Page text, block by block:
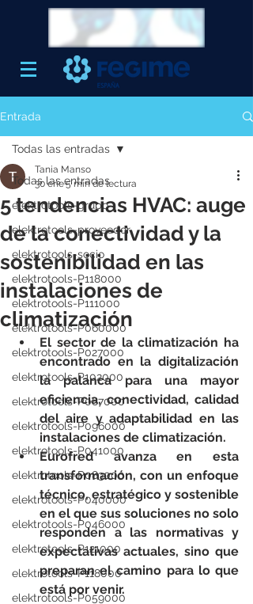
Entrada
Todas las entradas
elektrotools-grupo
elektrotools-proveedor
elektrotools-socio
elektrotools-P118000
elektrotools-P111000
elektrotools-P060000
elektrotools-P027000
elektrotools-P102000
elektrotools-P087000
elektrotools-P096000
elektrotools-P041000
elektrotools-P083000
elektrotools-P040000
elektrotools-P046000
elektrotools-P121000
elektrotools-P118000
elektrotools-P059000
Todas las entradas
5 tendencias HVAC: auge
de la conectividad y la
sostenibilidad en las
instalaciones de
climatización
Tania Manso
30 ene5 min de lectura
El sector de la climatización ha
encontrado en la digitalización
la palanca para una mayor
eficiencia, conectividad, calidad
del aire y adaptabilidad en las
instalaciones de climatización.
Eurofred avanza en esta
transformación, con un enfoque
técnico, estratégico y sostenible
en el que sus soluciones no solo
responden a las normativas y
expectativas actuales, sino que
preparan el camino para lo que
está por venir.